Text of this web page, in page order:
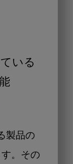
いる
製品の
。その